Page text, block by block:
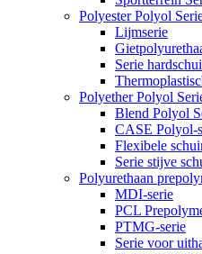
Polyester Polyol
Lijmserie
Serie
Polyether Polyol
Blend Polyol
CASE Polyol-
Flexibele
Serie stijve
Polyurethaan
MDI-serie
PCL
PTMG-serie
Serie voor